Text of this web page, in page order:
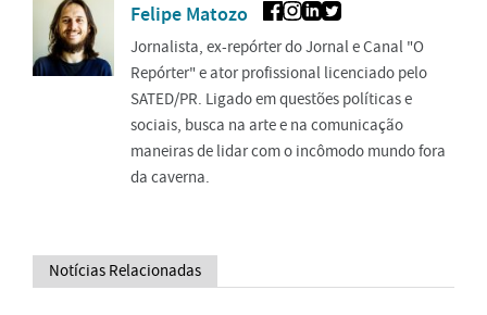
Felipe Matozo
Jornalista, ex-repórter do Jornal e Canal "O
Repórter" e ator profissional licenciado pelo
SATED/PR. Ligado em questões políticas e
sociais, busca na arte e na comunicação
maneiras de lidar com o incômodo mundo fora
da caverna.
Notícias Relacionadas